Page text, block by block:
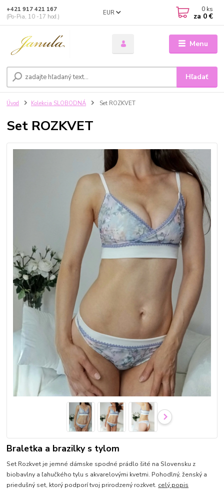
Menu
EUR
Hľadať
+421 917 421 167
(Po-Pia, 10 -17 hod.)
0 ks
za 0 €
Úvod Kolekcia SLOBODNÁ Set ROZKVET
Set ROZKVET
Braletka a brazilky s tylom
Set Rozkvet je jemné dámske spodné prádlo šité na Slovensku z
biobavlny a ľahučkého tylu s akvarelovými kvetmi. Pohodlný, ženský a
priedušný set, ktorý podporí tvoj prirodzený rozkvet. celý popis